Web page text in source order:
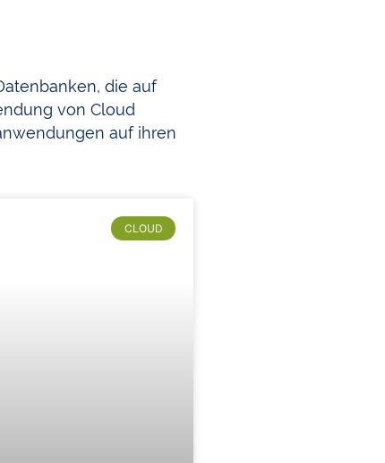
die auf
von Cloud
auf ihren
CLOUD